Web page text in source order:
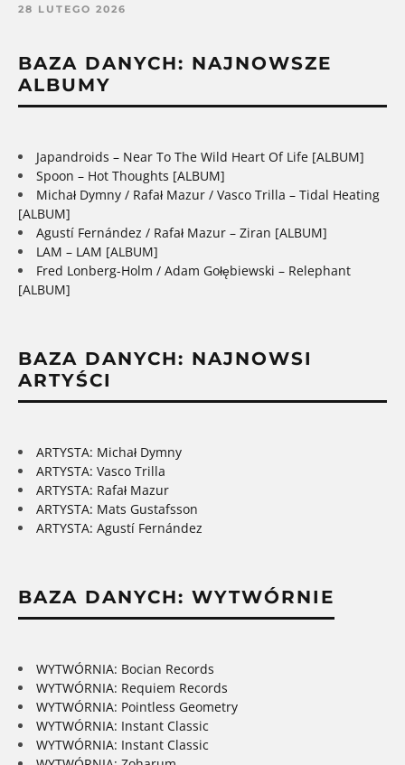
28 LUTEGO 2026
BAZA DANYCH: NAJNOWSZE
ALBUMY
Japandroids – Near To The Wild Heart Of Life [ALBUM]
Spoon – Hot Thoughts [ALBUM]
Michał Dymny / Rafał Mazur / Vasco Trilla – Tidal Heating
[ALBUM]
Agustí Fernández / Rafał Mazur – Ziran [ALBUM]
LAM – LAM [ALBUM]
Fred Lonberg-Holm / Adam Gołębiewski – Relephant
[ALBUM]
BAZA DANYCH: NAJNOWSI
ARTYŚCI
ARTYSTA: Michał Dymny
ARTYSTA: Vasco Trilla
ARTYSTA: Rafał Mazur
ARTYSTA: Mats Gustafsson
ARTYSTA: Agustí Fernández
BAZA DANYCH: WYTWÓRNIE
WYTWÓRNIA: Bocian Records
WYTWÓRNIA: Requiem Records
WYTWÓRNIA: Pointless Geometry
WYTWÓRNIA: Instant Classic
WYTWÓRNIA: Instant Classic